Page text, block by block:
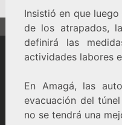
Insistió en que
de los atrapados,
definirá las
actividades labores
En Amagá, las
evacuación del
no se tendrá una